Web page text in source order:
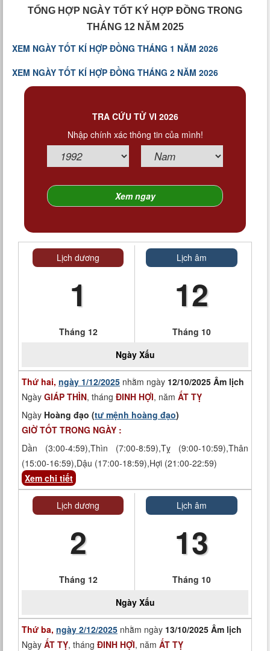
TỔNG HỢP NGÀY TỐT KÝ HỢP ĐỒNG TRONG
THÁNG 12 NĂM 2025
XEM NGÀY TỐT KÍ HỢP ĐỒNG THÁNG 1 NĂM 2026
XEM NGÀY TỐT KÍ HỢP ĐỒNG THÁNG 2 NĂM 2026
TRA CỨU TỬ VI 2026
Nhập chính xác thông tin của mình!
Lịch dương
1
Tháng 12
Lịch âm
12
Tháng 10
Ngày Xấu
Thứ hai, ngày 1/12/2025 nhằm ngày 12/10/2025 Âm lịch
Ngày GIÁP THÌN, tháng ĐINH HỢI, năm ẤT TỴ
Ngày Hoàng đạo (tư mệnh hoàng đạo)
GIỜ TỐT TRONG NGÀY :
Dần (3:00-4:59),Thìn (7:00-8:59),Tỵ (9:00-10:59),Thân
(15:00-16:59),Dậu (17:00-18:59),Hợi (21:00-22:59)
Xem chi tiết
Lịch dương
2
Tháng 12
Lịch âm
13
Tháng 10
Ngày Xấu
Thứ ba, ngày 2/12/2025 nhằm ngày 13/10/2025 Âm lịch
Ngày ẤT TỴ, tháng ĐINH HỢI, năm ẤT TỴ